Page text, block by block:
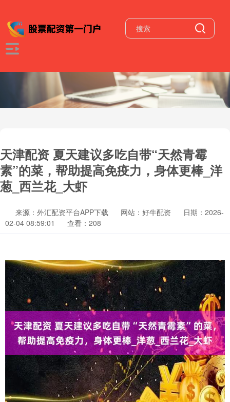
天津配资 夏天建议多吃自带“天然青霉
素”的菜，帮助提高免疫力，身体更棒_洋
葱_西兰花_大虾
来源：外汇配资平台APP下载 网站：好牛配资
日期：2026-
02-04 08:59:01
查看：208